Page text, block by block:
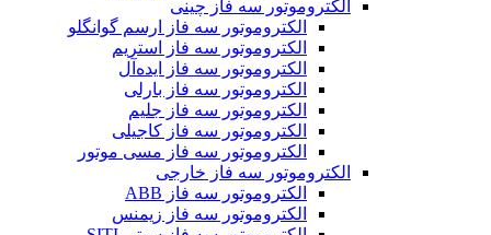
الکتروموتور سه فاز چینی
الکتروموتور سه فاز ارسم گوانگلو
الکتروموتور سه فاز استریم
الکتروموتور سه فاز ایده‌آل
الکتروموتور سه فاز بارلی
الکتروموتور سه فاز جلیم
الکتروموتور سه فاز کاجیلی
الکتروموتور سه فاز مسی موتور
الکتروموتور سه فاز خارجی
الکتروموتور سه فاز ABB
الکتروموتور سه فاز زیمنس